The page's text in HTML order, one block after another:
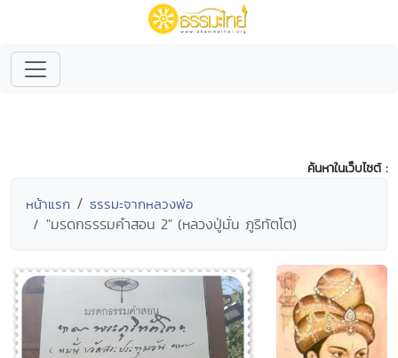
ค้นหาในเว็บไซต์ :
หน้าแรก ธรรมะจากหลวงพ่อ
"มรดกธรรมคำสอน 2" (หลวงปู่มั่น ภูริทัตโต)